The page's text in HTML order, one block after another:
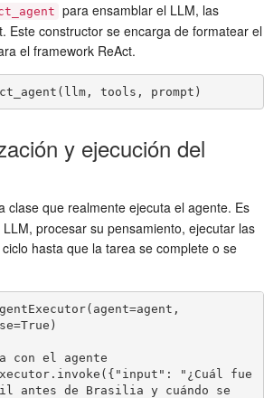
para ensamblar el LLM, las
Este constructor se encarga de formatear el
el framework ReAct.
tools, prompt)
y ejecución del
clase que realmente ejecuta el agente. Es
procesar su pensamiento, ejecutar las
hasta que la tarea se complete o se
con el agente
"¿Cuál fue
antes de Brasilia y cuándo se